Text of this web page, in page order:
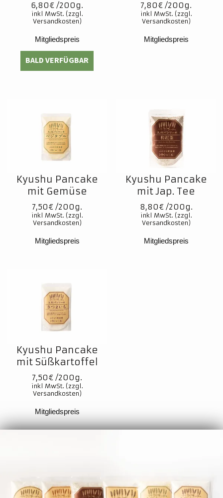
6,80€
Mitgliedspreis
7,80€
Mitgliedspreis
Kyushu Pancake
mit Gemüse
7,50€
Mitgliedspreis
Kyushu Pancake
mit Jap. Tee
8,80€
Mitgliedspreis
Kyushu Pancake
mit Süßkartoffel
7,50€
Mitgliedspreis